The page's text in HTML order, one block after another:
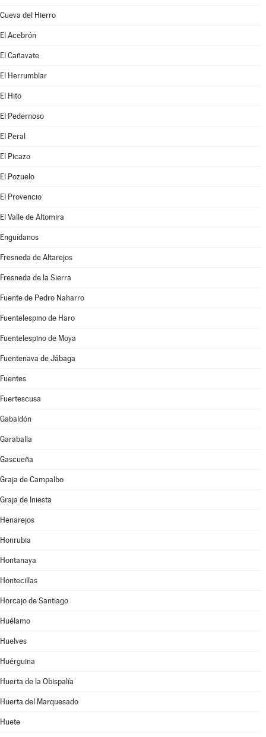
Cueva del Hierro
El Acebrón
El Cañavate
El Herrumblar
El Hito
El Pedernoso
El Peral
El Picazo
El Pozuelo
El Provencio
El Valle de Altomira
Enguídanos
Fresneda de Altarejos
Fresneda de la Sierra
Fuente de Pedro Naharro
Fuentelespino de Haro
Fuentelespino de Moya
Fuentenava de Jábaga
Fuentes
Fuertescusa
Gabaldón
Garaballa
Gascueña
Graja de Campalbo
Graja de Iniesta
Henarejos
Honrubia
Hontanaya
Hontecillas
Horcajo de Santiago
Huélamo
Huelves
Huérguina
Huerta de la Obispalía
Huerta del Marquesado
Huete